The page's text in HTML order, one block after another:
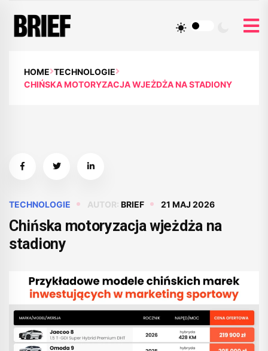
HOME TECHNOLOGIE
CHIŃSKA MOTORYZACJA WJEŻDŻA NA STADIONY
TECHNOLOGIE AUTOR: BRIEF 21 MAJ 2026
Chińska motoryzacja wjeżdża na
stadiony